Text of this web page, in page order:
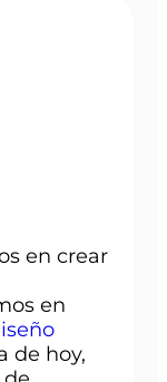
en crear
en
de hoy,